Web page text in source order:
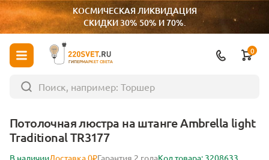
КОСМИЧЕСКАЯ ЛИКВИДАЦИЯ
СКИДКИ 30% 50% И 70%.
ГИПЕРМАРКЕТ СВЕТА
0
Потолочная люстра на штанге Ambrella light
Traditional TR3177
В наличииДоставка 0₽Гарантия 2 годаКод товара: 3208633